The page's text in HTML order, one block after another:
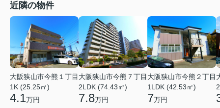
近隣の物件
大阪狭山市今熊１丁目
1K (25.25㎡)
4.1万円
大阪狭山市今熊７丁目
2LDK (74.43㎡)
7.8万円
大阪狭山市今熊２丁目
1LDK (42.53㎡)
7万円